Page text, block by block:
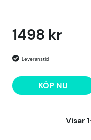
1498 kr
KÖP NU
Visar